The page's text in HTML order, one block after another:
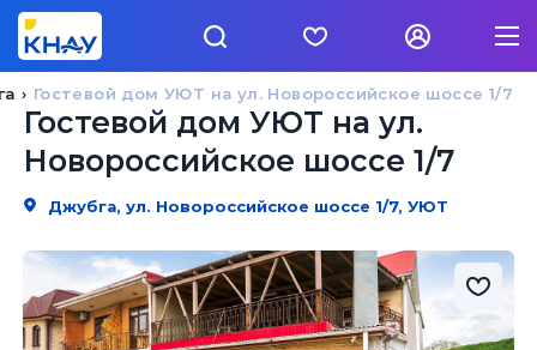
Гостевой дом УЮТ на ул. Новороссийское шоссе 1/7
Гостевой дом УЮТ на ул.
Новороссийское шоссе 1/7
Джубга, ул. Новороссийское шоссе 1/7, УЮТ